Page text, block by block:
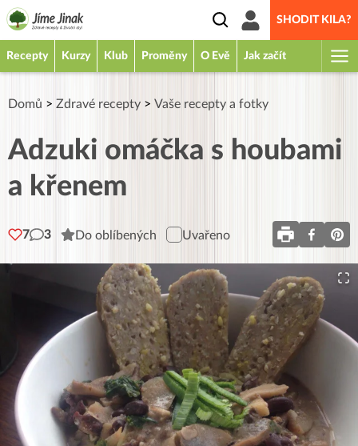
SHODIT KILA?
Recepty Kurzy Klub Proměny O Evě Jak začít
Domů > Zdravé recepty > Vaše recepty a fotky
Adzuki omáčka s houbami
a křenem
7 3 Do oblíbených Uvařeno